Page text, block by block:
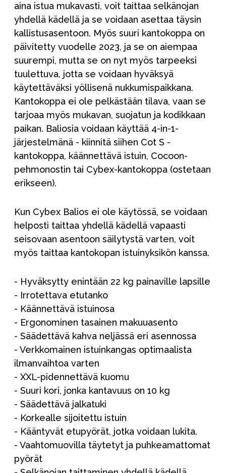
aina istua mukavasti, voit taittaa selkänojan
yhdellä kädellä ja se voidaan asettaa täysin
kallistusasentoon. Myös suuri kantokoppa on
päivitetty vuodelle 2023, ja se on aiempaa
suurempi, mutta se on nyt myös tarpeeksi
tuulettuva, jotta se voidaan hyväksyä
käytettäväksi yöllisenä nukkumispaikkana.
Kantokoppa ei ole pelkästään tilava, vaan se
tarjoaa myös mukavan, suojatun ja kodikkaan
paikan. Baliosia voidaan käyttää 4-in-1-
järjestelmänä - kiinnitä siihen Cot S -
kantokoppa, käännettävä istuin, Cocoon-
pehmonostin tai Cybex-kantokoppa (ostetaan
erikseen).
Kun Cybex Balios ei ole käytössä, se voidaan
helposti taittaa yhdellä kädellä vapaasti
seisovaan asentoon säilytystä varten, voit
myös taittaa kantokopan istuinyksikön kanssa.
- Hyväksytty enintään 22 kg painaville lapsille
- Irrotettava etutanko
- Käännettävä istuinosa
- Ergonominen tasainen makuuasento
- Säädettävä kahva neljässä eri asennossa
- Verkkomainen istuinkangas optimaalista
ilmanvaihtoa varten
- XXL-pidennettävä kuomu
- Suuri kori, jonka kantavuus on 10 kg
- Säädettävä jalkatuki
- Korkealle sijoitettu istuin
- Kääntyvät etupyörät, jotka voidaan lukita.
- Vaahtomuovilla täytetyt ja puhkeamattomat
pyörät